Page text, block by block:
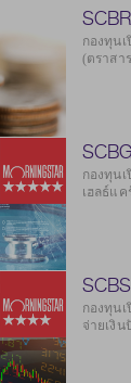
กองทุน
(ตราสา
กองทุน
เฮลธ์แ
กองทุน
จ่ายเงิน